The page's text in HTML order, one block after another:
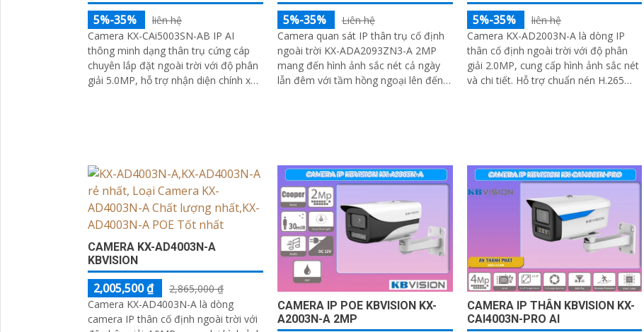
5%-35%
liên hệ
Camera KX-CAi5003SN-AB IP AI
thông minh dạng thân trụ cứng cáp
chuyên lắp đặt ngoài trời với độ phân
giải 5.0MP, hỗ trợ nhận diện chính xác
5%-35%
Liên hệ
Camera quan sát IP thân trụ cố định
ngoài trời KX-ADA2093ZN3-A 2MP
mang đến hình ảnh sắc nét cả ngày
lẫn đêm với tầm hồng ngoại lên đến
5%-35%
liên hệ
Camera KX-AD2003N-A là dòng IP
thân cố định ngoài trời với độ phân
giải 2.0MP, cung cấp hình ảnh sắc nét
và chi tiết. Hỗ trợ chuẩn nén H.265
CAMERA KX-AD4003N-A
KBVISION
2,005,500 ₫
2,865,000 ₫
Camera KX-AD4003N-A là dòng
camera IP thân cố định ngoài trời với
CAMERA IP POE KBVISION KX-
A2003N-A 2MP
CAMERA IP THÂN KBVISION KX-
CAI4003N-PRO AI